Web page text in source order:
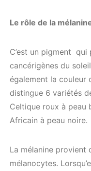
Le rôle de la
C’est un pigment
cancérigènes du
également la couleur
distingue 6 variétés
Celtique roux à peau
Africain à peau noire.
La mélanine provient
mélanocytes.